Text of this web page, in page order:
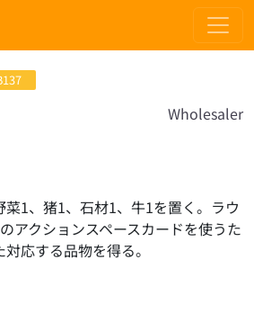
Wholesaler
1、猪1、石材1、牛1を置く。ラウ
アクションスペースカードを使うた
応する品物を得る。